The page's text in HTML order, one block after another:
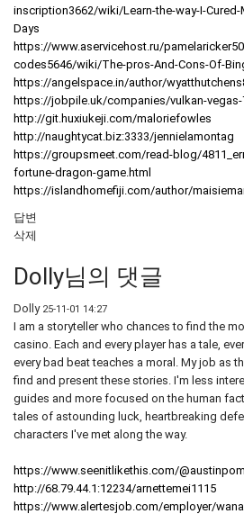
inscription3662/wiki/Learn-the-way-I-Cured-
Days
https://www.aservicehost.ru/
codes5646/wiki/The-pros-And-Cons-Of-
https://angelspace.in/author/
https://jobpile.uk/companies/vulkan-
http://git.huxiukeji.com/maloriefowles
http://naughtycat.biz:3333/jennielamontag
https://groupsmeet.com/read-blog/
fortune-dragon-game.html
https://islandhomefiji.com/author/
답변
삭제
Dolly님의 댓글
Dolly 25-11-01 14:27
I am a storyteller who chances to find the
casino. Each and every player has a tale,
every bad beat teaches a moral. My job as
find and present these stories. I'm less
guides and more focused on the human
tales of astounding luck, heartbreaking
characters I've met along the way.
https://www.seenitlikethis.com/
http://68.79.44.1:12234/arnettemei1115
https://www.alertesjob.com/employer/